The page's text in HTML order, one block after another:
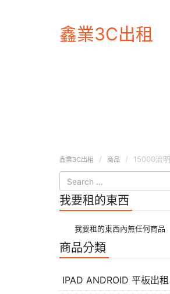
鑫業3C出租
鑫業3C出租 商品 15000流
我要租的東西
我要租的東西內無任何商品
商品分類
IPAD ANDROID 平板出租